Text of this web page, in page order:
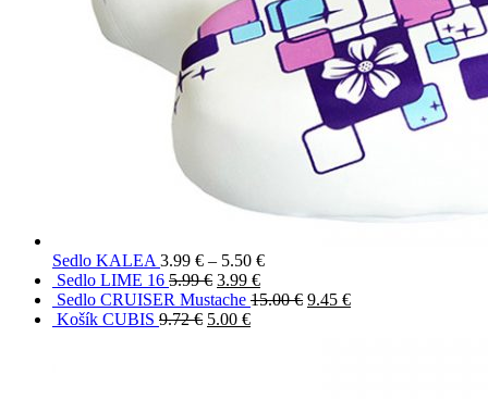
Sedlo KALEA 3.99 € – 5.50 €
Sedlo LIME 16 5.99€ 3.99 €
Sedlo CRUISER Mustache 15.00€ 9.45 €
Košík CUBIS 9.72€ 5.00 €